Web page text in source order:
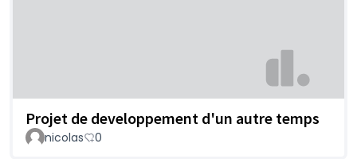
Projet de developpement d'un autre temps
nicolas 0